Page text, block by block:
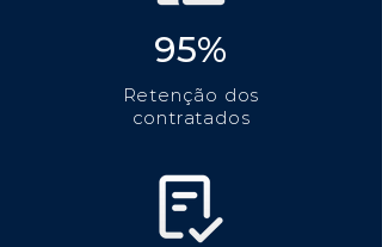
95%
Retenção dos
contratados